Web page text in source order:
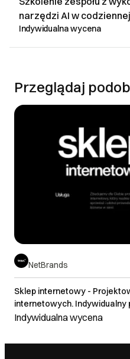
DOWIEDZ
narzędzi AI w
Indywidualna wycena
Przeglądaj
NetBrands
Sklep internetowy -
internetowych. Indywidualny
responsywny, integracje.
Indywidualna wycena